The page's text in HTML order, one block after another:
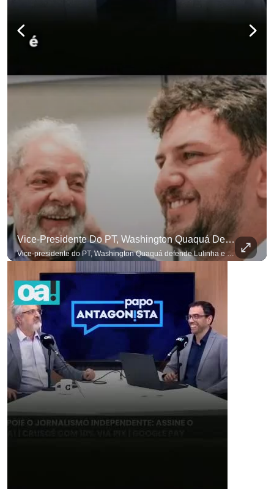
Vice-Presidente Do PT, Washington Quaquá Defende Lulinha E Diz Que Ele Vive Em Condições Precárias
Vice-presidente do PT, Washington Quaquá defende Lulinha e diz que ele vive em condições espartanas na Espanha. #OAntagonista Se você busca informação com credibilidade, inscreva-se agora e ative o